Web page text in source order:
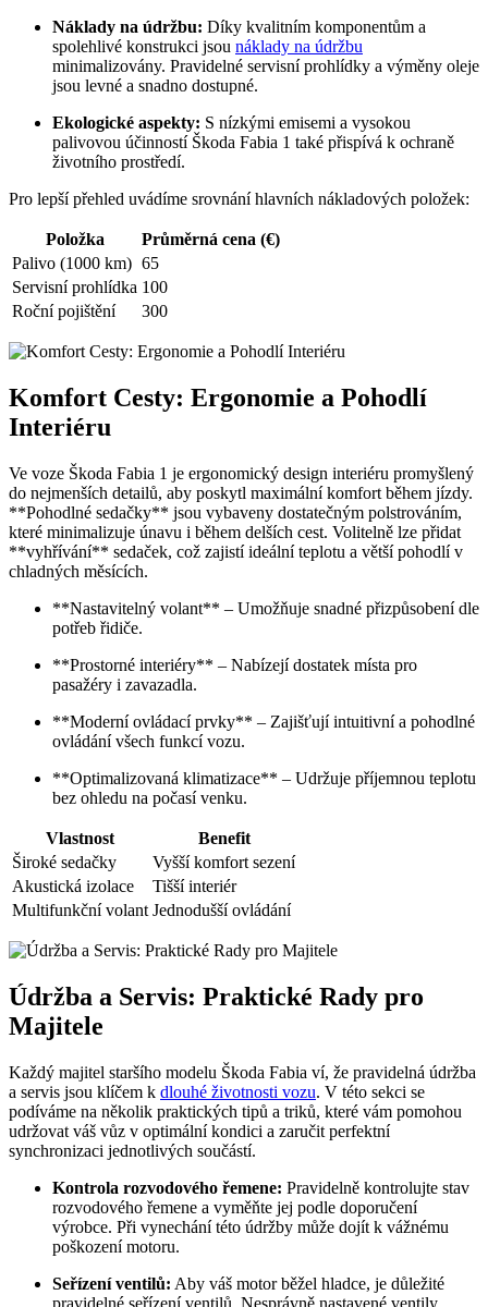
Náklady na údržbu: Díky kvalitním komponentům a
spolehlivé konstrukci jsou náklady na údržbu
minimalizovány. Pravidelné servisní prohlídky a výměny oleje
jsou levné a snadno dostupné.
Ekologické aspekty: S nízkými emisemi a vysokou
palivovou účinností Škoda Fabia 1 také přispívá k ochraně
životního prostředí.
Pro lepší přehled uvádíme srovnání hlavních nákladových položek:
Položka
Průměrná cena (€)
Palivo (1000 km) 65
Servisní prohlídka 100
Roční pojištění
300
Komfort Cesty: Ergonomie a Pohodlí
Interiéru
Ve voze Škoda Fabia 1 je ergonomický design interiéru promyšlený
do nejmenších detailů, aby poskytl maximální komfort během jízdy.
**Pohodlné sedačky** jsou vybaveny dostatečným polstrováním,
které minimalizuje únavu i během delších cest. Volitelně lze přidat
**vyhřívání** sedaček, což zajistí ideální teplotu a větší pohodlí v
chladných měsících.
**Nastavitelný volant** – Umožňuje snadné přizpůsobení dle
potřeb řidiče.
**Prostorné interiéry** – Nabízejí dostatek místa pro
pasažéry i zavazadla.
**Moderní ovládací prvky** – Zajišťují intuitivní a pohodlné
ovládání všech funkcí vozu.
**Optimalizovaná klimatizace** – Udržuje příjemnou teplotu
bez ohledu na počasí venku.
Vlastnost
Benefit
Široké sedačky
Vyšší komfort sezení
Akustická izolace
Tišší interiér
Multifunkční volant Jednodušší ovládání
Údržba a Servis: Praktické Rady pro
Majitele
Každý majitel staršího modelu Škoda Fabia ví, že pravidelná údržba
a servis jsou klíčem k dlouhé životnosti vozu. V této sekci se
podíváme na několik praktických tipů a triků, které vám pomohou
udržovat váš vůz v optimální kondici a zaručit perfektní
synchronizaci jednotlivých součástí.
Kontrola rozvodového řemene: Pravidelně kontrolujte stav
rozvodového řemene a vyměňte jej podle doporučení
výrobce. Při vynechání této údržby může dojít k vážnému
poškození motoru.
Seřízení ventilů: Aby váš motor běžel hladce, je důležité
pravidelné seřízení ventilů. Nesprávně nastavené ventily